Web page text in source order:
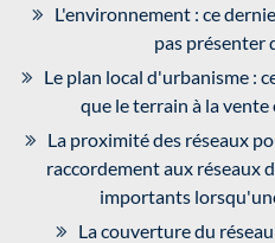
L'environnement : ce
pas présenter
Le plan local d'urbanisme :
que le terrain à la
La proximité des réseaux
raccordement aux réseaux
importants
La couverture du